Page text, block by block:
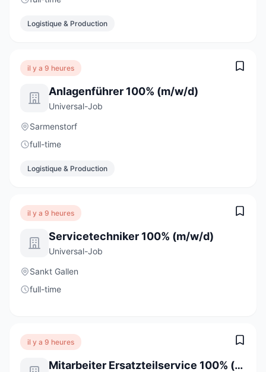
Logistique & Production
il y a 9 heures
Anlagenführer 100% (m/w/d)
Universal-Job
Sarmenstorf
full-time
Logistique & Production
il y a 9 heures
Servicetechniker 100% (m/w/d)
Universal-Job
Sankt Gallen
full-time
il y a 9 heures
Mitarbeiter Ersatzteilservice 100% (m/w/d)